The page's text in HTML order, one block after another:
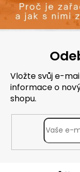
Vložte svůj e-
informace o
shopu.